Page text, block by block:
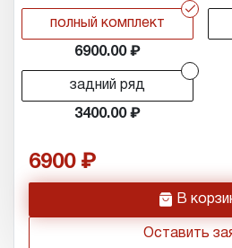
r
полный комплект
6900.00
задний ряд
3400.00
6900
h В
Оставить